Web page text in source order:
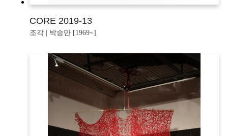
CORE 2019-13
조각 | 박승만 [1969~]